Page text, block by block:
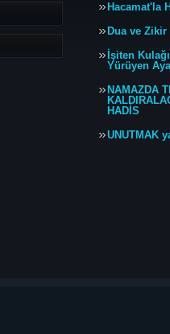
Hacamat'la
Dua ve
İşiten
Yürüyen
NAMAZDA
HADİS
UNUTMAK